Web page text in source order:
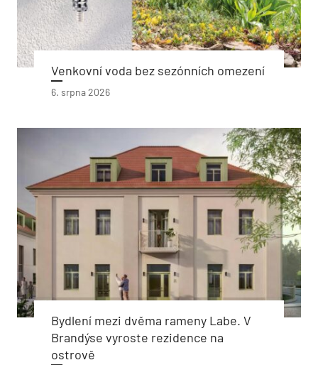
Venkovní voda bez sezónních omezení
6. srpna 2026
Bydlení mezi dvěma rameny Labe. V
Brandýse vyroste rezidence na
ostrově